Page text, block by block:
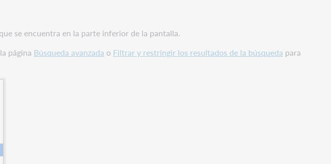
se encuentra en la parte inferior de la pantalla.
página Búsqueda avanzada o Filtrar y restringir los resultados de la búsqueda para